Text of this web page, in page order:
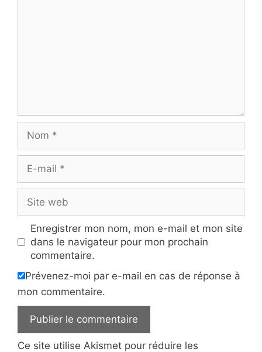
mail
web
Enregistrer mon nom, mon e-mail et mon site
dans le navigateur pour mon prochain
commentaire.
Prévenez-moi par e-mail en cas de réponse à
mon commentaire.
Ce site utilise Akismet pour réduire les